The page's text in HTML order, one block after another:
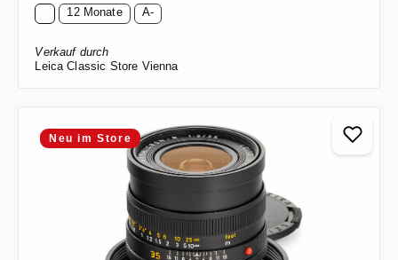
12 Monate A-
Verkauf durch
Leica Classic Store Vienna
Neu im Store